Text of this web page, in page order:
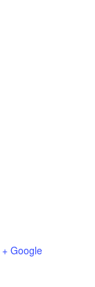
+ Google